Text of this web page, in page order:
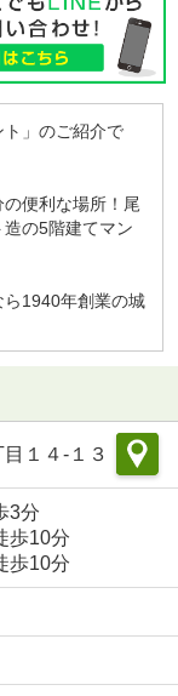
」のご紹介で
便利な場所！尾
の5階建てマン
1940年創業の城
目１４-１３
3分
歩10分
歩10分